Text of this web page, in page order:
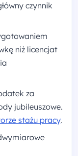
czynnik
niż licencjat
za
jubileuszowe.
stażu pracy.